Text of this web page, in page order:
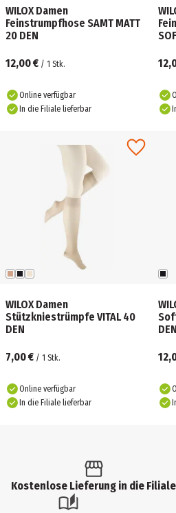
WILOX Damen
Feinstrumpfhose SAMT MATT
20 DEN
12,00 € / 1 Stk.
Online verfügbar
In die Filiale lieferbar
WILOX Damen
Stützkniestrümpfe VITAL 40
DEN
7,00 € / 1 Stk.
Online verfügbar
In die Filiale lieferbar
DEN
Kostenlose Lieferung in die Filiale